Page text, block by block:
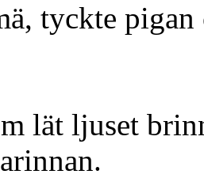
tyckte
lät ljuset